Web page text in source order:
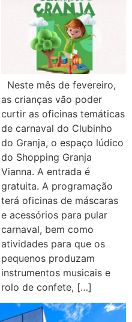
Neste mês de fevereiro,
as crianças vão poder
curtir as oficinas temáticas
de carnaval do Clubinho
do Granja, o espaço lúdico
do Shopping Granja
Vianna. A entrada é
gratuita. A programação
terá oficinas de máscaras
e acessórios para pular
carnaval, bem como
atividades para que os
pequenos produzam
instrumentos musicais e
rolo de confete, […]